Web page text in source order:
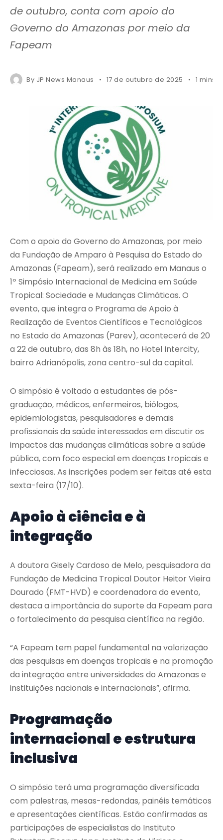
de outubro, conta com apoio do
Governo do Amazonas por meio da
Fapeam
By JP News Manaus 17 de outubro de 2025 1 mins
Com o apoio do Governo do Amazonas, por meio
da Fundação de Amparo à Pesquisa do Estado do
Amazonas (Fapeam), será realizado em Manaus o
1º Simpósio Internacional de Medicina em Saúde
Tropical: Sociedade e Mudanças Climáticas. O
evento, que integra o Programa de Apoio à
Realização de Eventos Científicos e Tecnológicos
no Estado do Amazonas (Parev), acontecerá de 20
a 22 de outubro, das 8h às 18h, no Hotel Intercity,
bairro Adrianópolis, zona centro-sul da capital.
O simpósio é voltado a estudantes de pós-
graduação, médicos, enfermeiros, biólogos,
epidemiologistas, pesquisadores e demais
profissionais da saúde interessados em discutir os
impactos das mudanças climáticas sobre a saúde
pública, com foco especial em doenças tropicais e
infecciosas. As inscrições podem ser feitas até esta
sexta-feira (17/10).
Apoio à ciência e à
integração
A doutora Gisely Cardoso de Melo, pesquisadora da
Fundação de Medicina Tropical Doutor Heitor Vieira
Dourado (FMT-HVD) e coordenadora do evento,
destaca a importância do suporte da Fapeam para
o fortalecimento da pesquisa científica na região.
“A Fapeam tem papel fundamental na valorização
das pesquisas em doenças tropicais e na promoção
da integração entre universidades do Amazonas e
instituições nacionais e internacionais”, afirma.
Programação
internacional e estrutura
inclusiva
O simpósio terá uma programação diversificada
com palestras, mesas-redondas, painéis temáticos
e apresentações científicas. Estão confirmadas as
participações de especialistas do Instituto